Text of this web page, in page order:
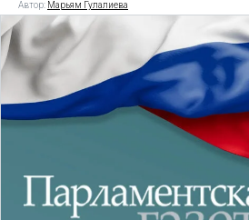
Автор: Марьям Гулалиева